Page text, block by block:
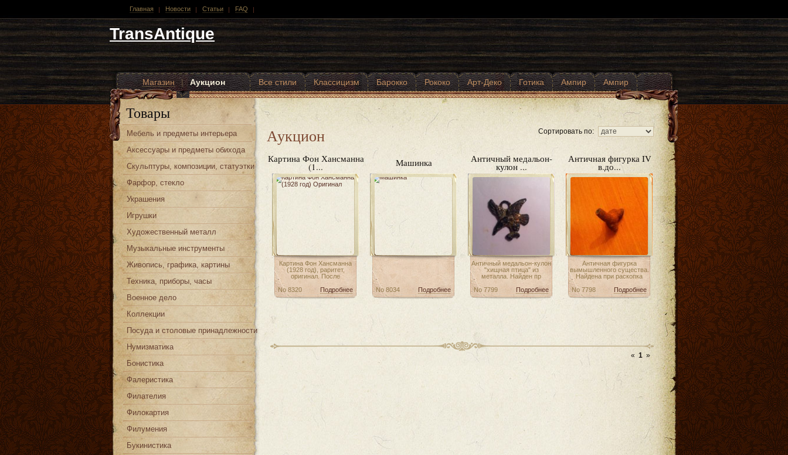
Главная Новости Статьи FAQ
TransAntique
Магазин | Аукцион Все стили Классицизм Барокко Рококо Арт-Деко Готика Ампир
Ампир
Другие стили
Товары
Мебель и предметы интерьера
Аксессуары и предметы обихода
Скульптуры, композиции, статуэтки
Фарфор, стекло
Украшения
Игрушки
Художественный металл
Музыкальные инструменты
Живопись, графика, картины
Техника, приборы, часы
Военное дело
Коллекции
Посуда и столовые принадлежности
Нумизматика
Бонистика
Фалеристика
Филателия
Филокартия
Филумения
Букинистика
Сортировать по:
Аукцион
Картина Фон Хансманна
(1...
Картина Фон Хансманна
(1928 год), раритет,
оригинал. После
Подробнее
No 8320
Машинка
Подробнее
No 8034
Античный медальон-
кулон ...
Античный медальон-кулон
"хищная птица" из
металла. Найден пр
Подробнее
No 7799
Античная фигурка IV
в.до...
Античная фигурка
вымышленного существа.
Найдена при раскопка
Подробнее
No 7798
« 1 »